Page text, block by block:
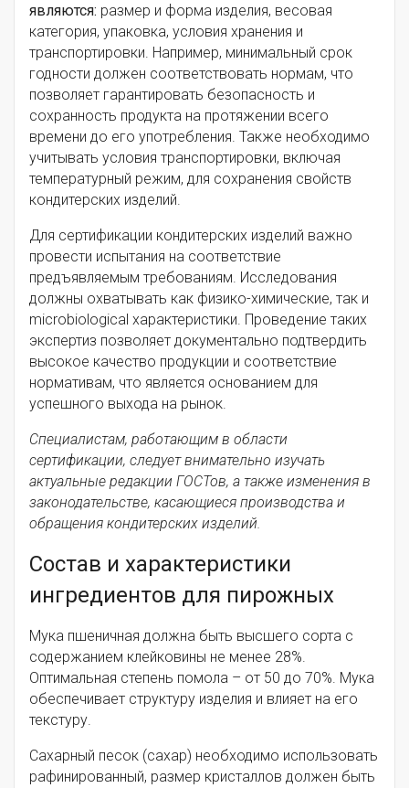
являются: размер и форма изделия, весовая
категория, упаковка, условия хранения и
транспортировки. Например, минимальный срок
годности должен соответствовать нормам, что
позволяет гарантировать безопасность и
сохранность продукта на протяжении всего
времени до его употребления. Также необходимо
учитывать условия транспортировки, включая
температурный режим, для сохранения свойств
кондитерских изделий.
Для сертификации кондитерских изделий важно
провести испытания на соответствие
предъявляемым требованиям. Исследования
должны охватывать как физико-химические, так и
microbiological характеристики. Проведение таких
экспертиз позволяет документально подтвердить
высокое качество продукции и соответствие
нормативам, что является основанием для
успешного выхода на рынок.
Специалистам, работающим в области
сертификации, следует внимательно изучать
актуальные редакции ГОСТов, а также изменения в
законодательстве, касающиеся производства и
обращения кондитерских изделий.
Состав и характеристики
ингредиентов для пирожных
Мука пшеничная должна быть высшего сорта с
содержанием клейковины не менее 28%.
Оптимальная степень помола – от 50 до 70%. Мука
обеспечивает структуру изделия и влияет на его
текстуру.
Сахарный песок (сахар) необходимо использовать
рафинированный, размер кристаллов должен быть